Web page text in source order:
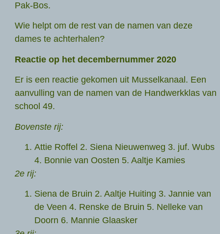
Pak-Bos.
Wie helpt om de rest van de namen van deze
dames te achterhalen?
Reactie op het decembernummer 2020
Er is een reactie gekomen uit Musselkanaal. Een
aanvulling van de namen van de Handwerkklas van
school 49.
Bovenste rij:
Attie Roffel 2. Siena Nieuwenweg 3. juf. Wubs
4. Bonnie van Oosten 5. Aaltje Kamies
2e rij:
Siena de Bruin 2. Aaltje Huiting 3. Jannie van
de Veen 4. Renske de Bruin 5. Nelleke van
Doorn 6. Mannie Glaasker